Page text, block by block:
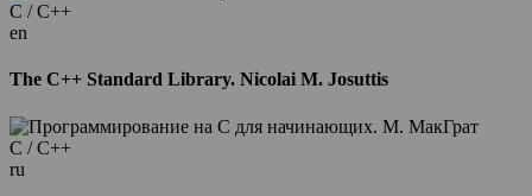
C / C++
en
The C++ Standard Library. Nicolai M. Josuttis
C / C++
ru